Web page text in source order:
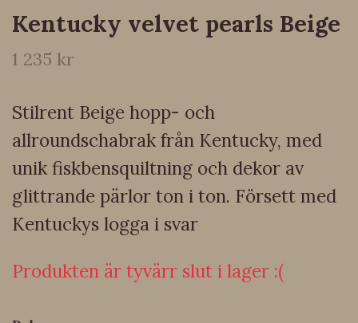
Kentucky velvet pearls Beige
1 235 kr
Stilrent Beige hopp- och
allroundschabrak från Kentucky, med
unik fiskbensquiltning och dekor av
glittrande pärlor ton i ton. Försett med
Kentuckys logga i svar
Produkten är tyvärr slut i lager :(